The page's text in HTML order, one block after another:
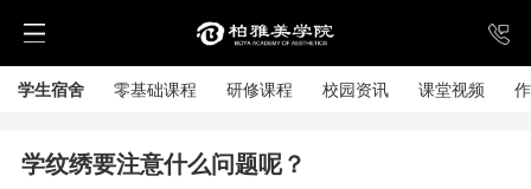
学生宿舍 零基础课程 研修课程 校园资讯 课堂视频
学纹绣要注意什么问题呢？